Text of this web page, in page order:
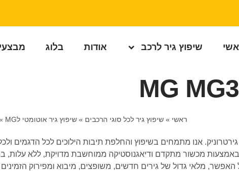
שיפוץ גיר לרכב אודות בלוג
ראשי »שיפוץ גיר לכל סוגי הרכבים »שיפוץ גיר אוטומטי לMG
מכשור מתקדם ודיאגנוסטיקה ממוחשבת מדויקת, ללא עלות,
האפשר, מלאי גדול של גירים חדשים, משופצים, מיבוא ומפירוק